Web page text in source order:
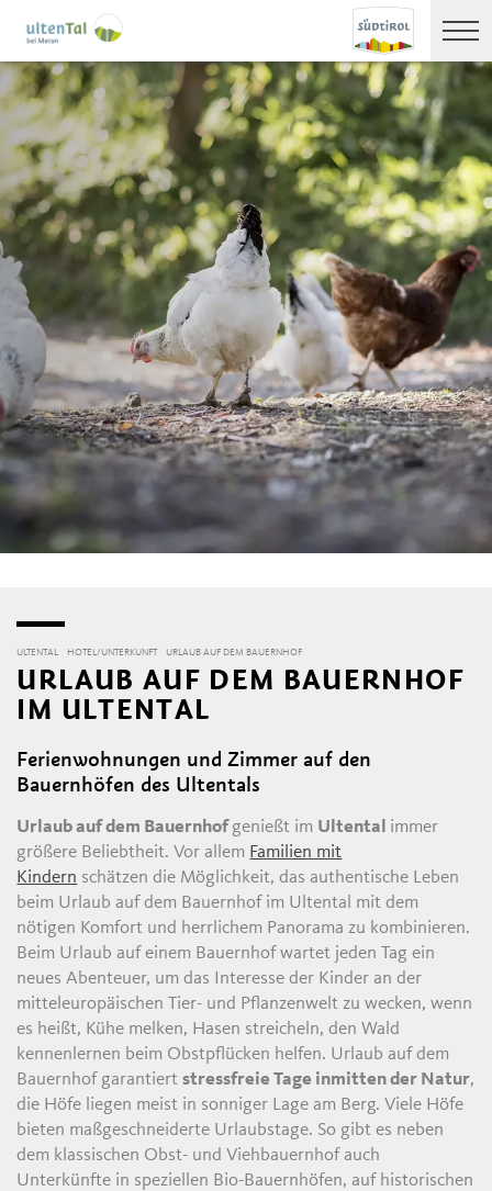
ULTENTAL HOTEL/UNTERKUNFT URLAUB AUF DEM BAUERNHOF
URLAUB AUF DEM BAUERNHOF
IM ULTENTAL
Ferienwohnungen und Zimmer auf den
Bauernhöfen des Ultentals
Urlaub auf dem Bauernhofgenießt im Ultental immer
größere Beliebtheit. Vor allem Familien mit
Kindern schätzen die Möglichkeit, das authentische Leben
beim Urlaub auf dem Bauernhof im Ultental mit dem
nötigen Komfort und herrlichem Panorama zu kombinieren.
Beim Urlaub auf einem Bauernhof wartet jeden Tag ein
neues Abenteuer, um das Interesse der Kinder an der
mitteleuropäischen Tier- und Pflanzenwelt zu wecken, wenn
es heißt, Kühe melken, Hasen streicheln, den Wald
kennenlernen beim Obstpflücken helfen. Urlaub auf dem
Bauernhof garantiertstressfreie Tage inmitten der Natur,
die Höfe liegen meist in sonniger Lage am Berg. Viele Höfe
bieten maßgeschneiderte Urlaubstage. So gibt es neben
dem klassischen Obst- und Viehbauernhof auch
Unterkünfte in speziellen Bio-Bauernhöfen, auf historischen